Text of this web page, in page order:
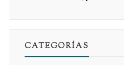
CATEGORÍAS